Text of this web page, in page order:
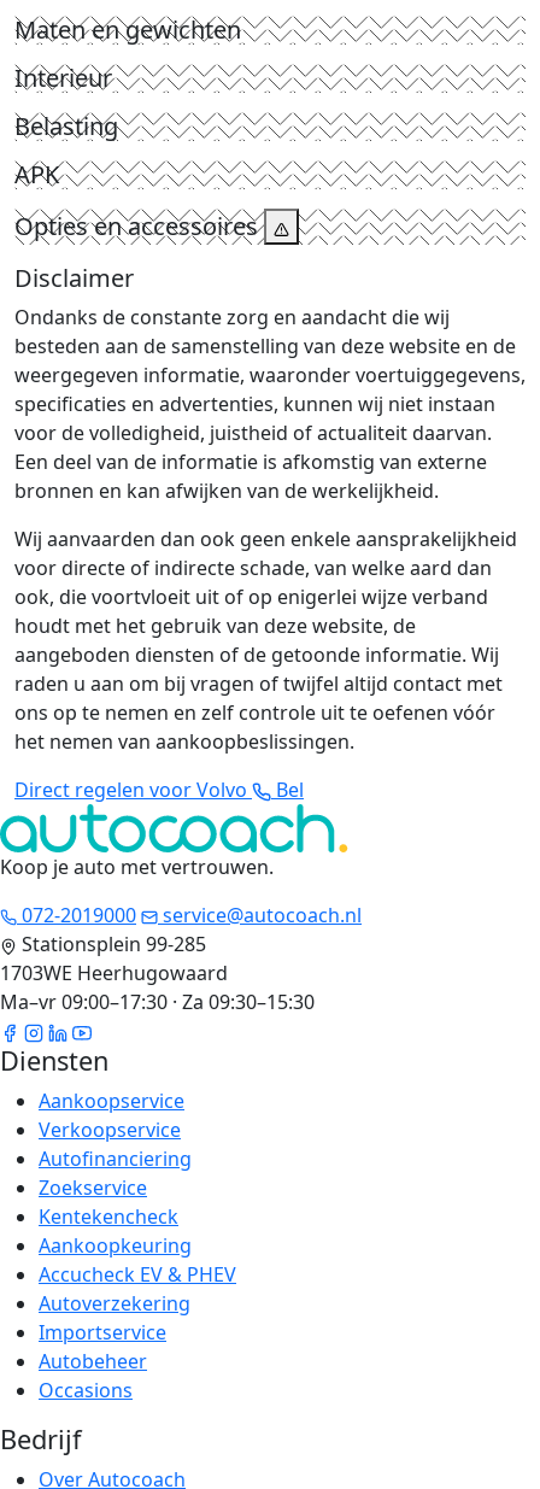
Maten en gewichten
Interieur
Belasting
APK
Opties en accessoires
Disclaimer
Ondanks de constante zorg en aandacht die wij
besteden aan de samenstelling van deze website en de
weergegeven informatie, waaronder voertuiggegevens,
specificaties en advertenties, kunnen wij niet instaan
voor de volledigheid, juistheid of actualiteit daarvan.
Een deel van de informatie is afkomstig van externe
bronnen en kan afwijken van de werkelijkheid.
Wij aanvaarden dan ook geen enkele aansprakelijkheid
voor directe of indirecte schade, van welke aard dan
ook, die voortvloeit uit of op enigerlei wijze verband
houdt met het gebruik van deze website, de
aangeboden diensten of de getoonde informatie. Wij
raden u aan om bij vragen of twijfel altijd contact met
ons op te nemen en zelf controle uit te oefenen vóór
het nemen van aankoopbeslissingen.
Direct regelen voor Volvo
Bel
Koop je auto met vertrouwen.
072-2019000
service@autocoach.nl
Stationsplein 99-285
1703WE Heerhugowaard
Ma–vr 09:00–17:30 · Za 09:30–15:30
Diensten
Aankoopservice
Verkoopservice
Autofinanciering
Zoekservice
Kentekencheck
Aankoopkeuring
Accucheck EV & PHEV
Autoverzekering
Importservice
Autobeheer
Occasions
Bedrijf
Over Autocoach